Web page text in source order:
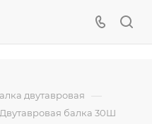
двутавровая —
Двутавровая балка 30Ш